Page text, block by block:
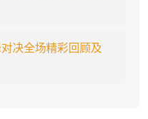
决全场精彩回顾及